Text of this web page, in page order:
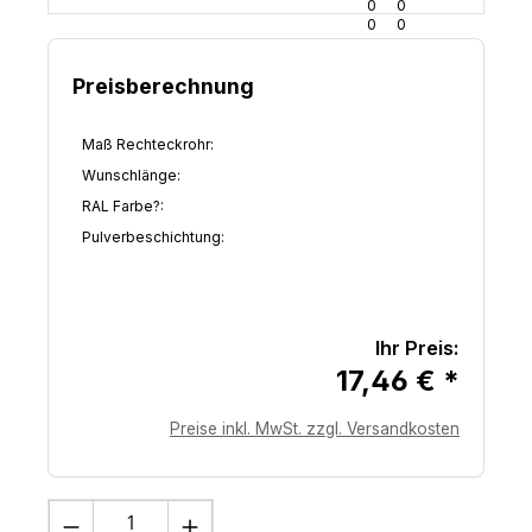
0
0
7
0
0
6
Preisberechnung
Maß Rechteckrohr:
Wunschlänge:
RAL Farbe?:
Pulverbeschichtung:
Ihr Preis:
17,46 € *
Preise inkl. MwSt. zzgl. Versandkosten
Produkt Anzahl: Gib den